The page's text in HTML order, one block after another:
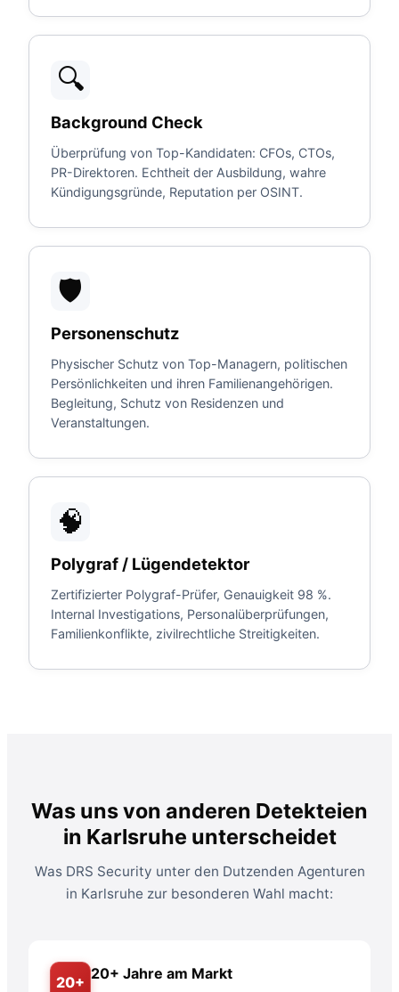
🔍
Background Check
Überprüfung von Top-Kandidaten: CFOs, CTOs,
PR-Direktoren. Echtheit der Ausbildung, wahre
Kündigungsgründe, Reputation per OSINT.
🛡️
Personenschutz
Physischer Schutz von Top-Managern, politischen
Persönlichkeiten und ihren Familienangehörigen.
Begleitung, Schutz von Residenzen und
Veranstaltungen.
🧠
Polygraf / Lügendetektor
Zertifizierter Polygraf-Prüfer, Genauigkeit 98 %.
Internal Investigations, Personalüberprüfungen,
Familienkonflikte, zivilrechtliche Streitigkeiten.
Was uns von anderen Detekteien
in Karlsruhe unterscheidet
Was DRS Security unter den Dutzenden Agenturen
in Karlsruhe zur besonderen Wahl macht:
20+ 20+ Jahre am Markt